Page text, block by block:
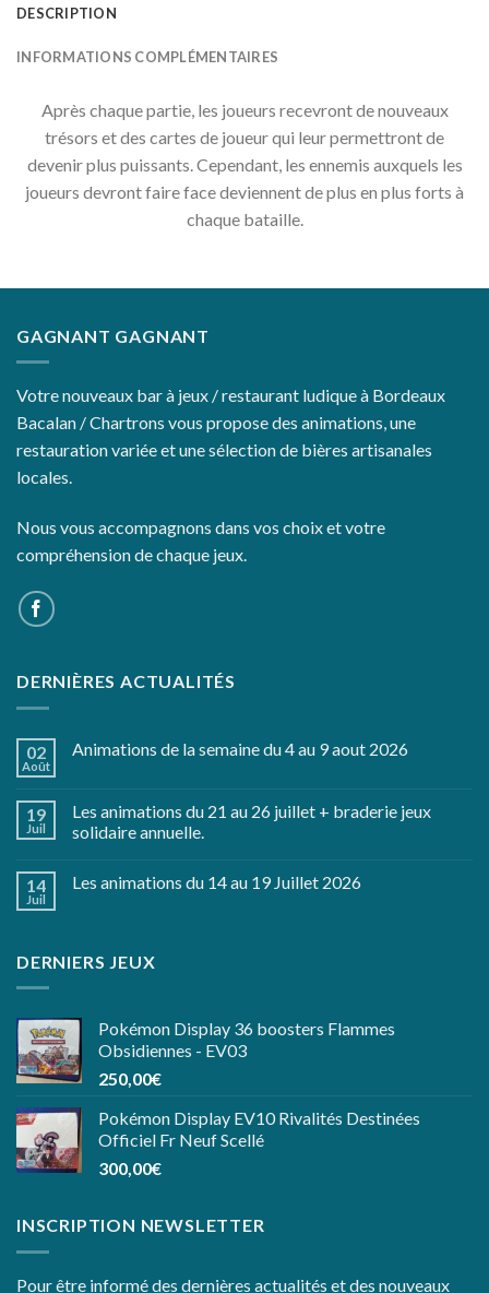
DESCRIPTION
INFORMATIONS COMPLÉMENTAIRES
Après chaque partie, les joueurs recevront de nouveaux
trésors et des cartes de joueur qui leur permettront de
devenir plus puissants. Cependant, les ennemis auxquels les
joueurs devront faire face deviennent de plus en plus forts à
chaque bataille.
GAGNANT GAGNANT
Votre nouveaux bar à jeux / restaurant ludique à Bordeaux
Bacalan / Chartrons vous propose des animations, une
restauration variée et une sélection de bières artisanales
locales.
Nous vous accompagnons dans vos choix et votre
compréhension de chaque jeux.
DERNIÈRES ACTUALITÉS
02
Août
Animations de la semaine du 4 au 9 aout 2026
19
Juil
Les animations du 21 au 26 juillet + braderie jeux
solidaire annuelle.
14
Juil
Les animations du 14 au 19 Juillet 2026
DERNIERS JEUX
Pokémon Display 36 boosters Flammes
Obsidiennes - EV03
250,00€
Pokémon Display EV10 Rivalités Destinées
Officiel Fr Neuf Scellé
300,00€
INSCRIPTION NEWSLETTER
Pour être informé des dernières actualités et des nouveaux